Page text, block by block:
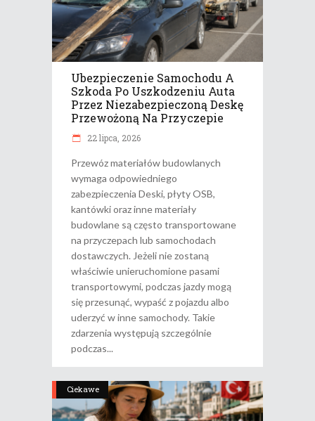
Ubezpieczenie Samochodu A
Szkoda Po Uszkodzeniu Auta
Przez Niezabezpieczoną Deskę
Przewożoną Na Przyczepie
22 lipca, 2026
Przewóz materiałów budowlanych
wymaga odpowiedniego
zabezpieczenia Deski, płyty OSB,
kantówki oraz inne materiały
budowlane są często transportowane
na przyczepach lub samochodach
dostawczych. Jeżeli nie zostaną
właściwie unieruchomione pasami
transportowymi, podczas jazdy mogą
się przesunąć, wypaść z pojazdu albo
uderzyć w inne samochody. Takie
zdarzenia występują szczególnie
podczas
Ciekawe